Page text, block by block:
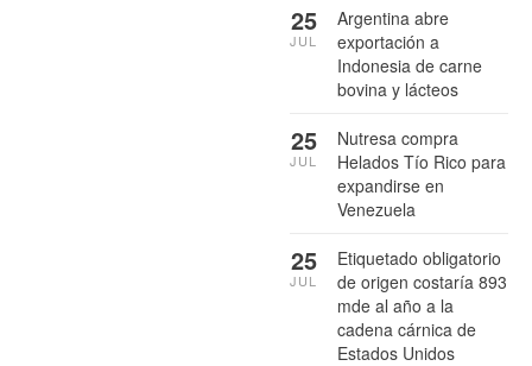
Argentina abre
exportación a
Indonesia de carne
bovina y lácteos
25
JUL
Nutresa compra
Helados Tío Rico para
expandirse en
Venezuela
25
JUL
Etiquetado obligatorio
de origen costaría 893
mde al año a la
cadena cárnica de
Estados Unidos
25
JUL